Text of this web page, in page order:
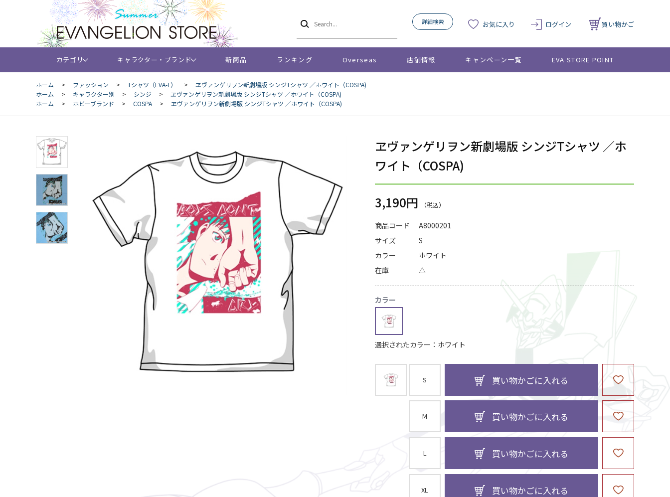
詳細検索 お気に入り ログイン 買い物かご
カテゴリ キャラクター・ブランド 新商品 ランキング Overseas 店舗情報 キャンペーン一覧 EVA STORE POINT
ホーム > ファッション > Tシャツ（EVA-T） >
ヱヴァンゲリヲン新劇場版 シンジTシャツ ／ホワイト（COSPA)
ホーム
> キャラクター別 > シンジ >
ヱヴァンゲリヲン新劇場版 シンジTシャツ ／ホワイト（COSPA)
ホーム
> ホビーブランド > COSPA > ヱヴァンゲリヲン新劇場版 シンジTシャツ ／ホワイト（COSPA)
ヱヴァンゲリヲン新劇場版 シンジTシャツ ／ホ
ワイト（COSPA)
3,190円
商品コード
A8000201
サイズ
S
カラー
ホワイト
在庫
△
カラー
選択されたカラー：ホワイト
S 買い物かごに入れる
M 買い物かごに入れる
L 買い物かごに入れる
XL 買い物かごに入れる